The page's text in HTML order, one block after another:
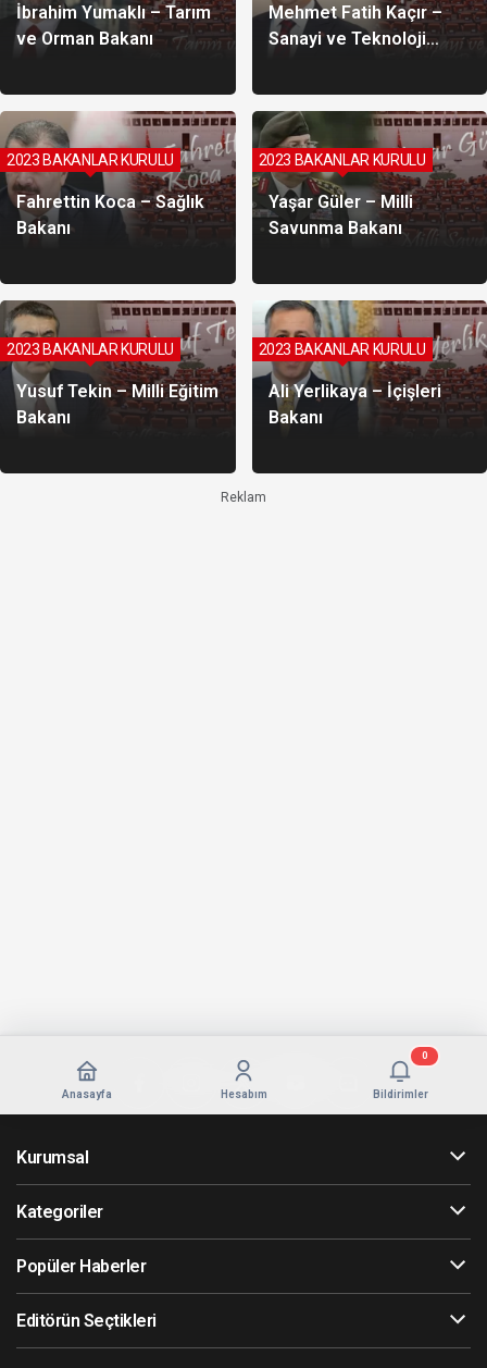
İbrahim Yumaklı – Tarım
ve Orman Bakanı
Mehmet Fatih Kaçır –
Sanayi ve Teknoloji
Fahrettin Koca – Sağlık
Bakanı
2023 BAKANLAR KURULU
Yaşar Güler – Milli
Savunma Bakanı
2023 BAKANLAR KURULU
Yusuf Tekin – Milli Eğitim
Bakanı
2023 BAKANLAR KURULU
Ali Yerlikaya – İçişleri
Bakanı
2023 BAKANLAR KURULU
Reklam
Anasayfa Hesabım Bildirimler
0
Kurumsal
Kategoriler
Popüler Haberler
Editörün Seçtikleri